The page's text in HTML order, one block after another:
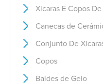
Xicaras E Copos
Canecas de
Conjunto De
Copos
Baldes de Gelo